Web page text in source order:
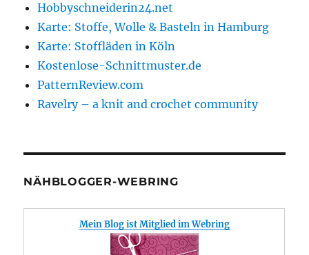
Hobbyschneiderin24.net
Karte: Stoffe, Wolle & Basteln in Hamburg
Karte: Stoffläden in Köln
Kostenlose-Schnittmuster.de
PatternReview.com
Ravelry – a knit and crochet community
NÄHBLOGGER-WEBRING
Mein Blog ist Mitglied im Webring